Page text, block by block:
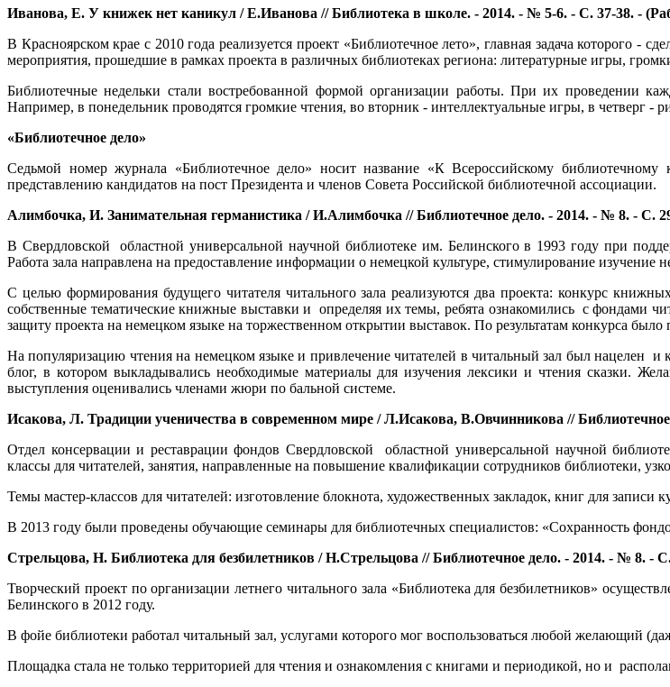
Иванова, Е. У книжек нет каникул / Е.Иванова // Библиотека в школе. - 2014. - № 5-6. - С. 37-38. -
В Красноярском крае с 2010 года реализуется проект «Библиотечное лето», главная задача которого
мероприятия, прошедшие в рамках проекта в различных библиотеках региона: литературные игры,
Библиотечные недельки стали востребованной формой организации работы. При их проведении
Например, в понедельник проводятся громкие чтения, во вторник - интеллектуальные игры, в четверг -
«Библиотечное дело»
Седьмой номер журнала «Библиотечное дело» носит название «К Всероссийскому
представлению кандидатов на пост Президента и членов Совета Российской библиотечной ассоциации.
Алимбочка, И. Занимательная германистика / И.Алимбочка // Библиотечное дело. - 2014. - № 8. - С.
В Свердловской областной универсальной научной библиотеке им. Белинского в 1993 году при
Работа зала направлена на предоставление информации о немецкой культуре, стимулирование
С целью формирования будущего читателя читального зала реализуются два проекта: конкурс
собственные тематические книжные выставки и определяя их темы, ребята ознакомились с фондами
защиту проекта на немецком языке на торжественном открытии выставок. По результатам конкурса
На популяризацию чтения на немецком языке и привлечение читателей в читальный зал был
блог, в котором выкладывались необходимые материалы для изучения лексики и чтения сказки.
выступления оценивались членами жюри по бальной системе.
Исакова, Л. Традиции ученичества в современном мире / Л.Исакова, В.Овчинникова //
Отдел консервации и реставрации фондов Свердловской областной универсальной научной
классы для читателей, занятия, направленные на повышение квалификации сотрудников библиотеки,
Темы мастер-классов для читателей: изготовление блокнота, художественных закладок, книг для записи
В 2013 году были проведены обучающие семинары для библиотечных специалистов: «Сохранность
Стрельцова, Н. Библиотека для безбилетников / Н.Стрельцова // Библиотечное дело. - 2014. - № 8. -
Творческий проект по организации летнего читального зала «Библиотека для безбилетников»
Белинского в 2012 году.
В фойе библиотеки работал читальный зал, услугами которого мог воспользоваться любой желающий
Площадка стала не только территорией для чтения и ознакомления с книгами и периодикой, но и